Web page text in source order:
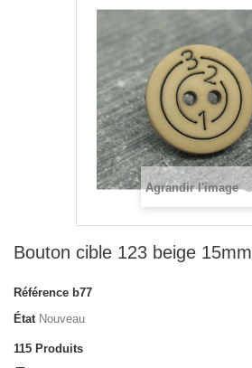
Agrandir l'image
Bouton cible 123 beige 15mm
Référence b77
État Nouveau
115 Produits